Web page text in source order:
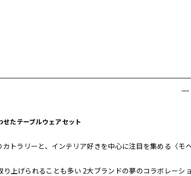
せたテーブルウェアセット
トラリーと、インテリア好きを中心に注目を集める〈モ
り上げられることも多い 2大ブランドの夢のコラボレーシ